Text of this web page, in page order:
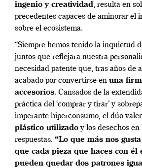
ingenio y creatividad, resulta en
precedentes capaces de aminorar el
sobre el ecosistema.
“Siempre hemos tenido la inquietud
juntos que reflejara nuestra
necesidad patente que, tras años de
acabado por convertirse en una
accesorios. Cansados de la
práctica del ‘comprar y tirar’ y
imperante hiperconsumo, el dúo
plástico utilizadoy los desechos en
respuestas. “Lo que más nos
que cada pieza que haces con él
pueden quedar dos patrones